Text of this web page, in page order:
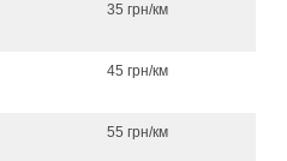
35 грн/км
45 грн/км
55 грн/км